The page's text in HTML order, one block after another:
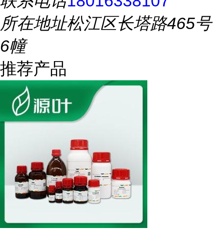
所在地址松江区长塔路465号
6幢
推荐产品